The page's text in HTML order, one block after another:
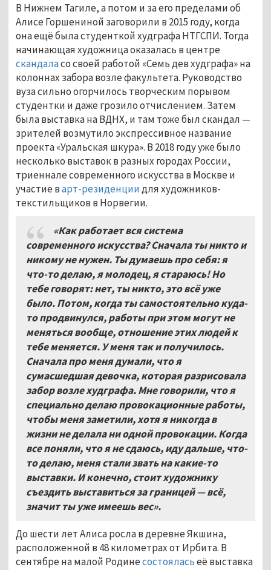
В Нижнем Тагиле, а потом и за его пределами об
Алисе Горшениной заговорили в 2015 году, когда
она ещё была студенткой худграфа НТГСПИ. Тогда
начинающая художница оказалась в центре
скандаласо своей работой «Семь дев худграфа» на
колоннах забора возле факультета. Руководство
вуза сильно огорчилось творческим порывом
студентки и даже грозило отчислением. Затем
была выставка на ВДНХ, и там тоже был скандал —
зрителей возмутило экспрессивное название
проекта «Уральская шкура». В 2018 году уже было
несколько выставок в разных городах России,
триеннале современного искусства в Москве и
участие варт-резиденциидля художников-
текстильщиков в Норвегии.
«Как работает вся система
современного искусства? Сначала ты никто и
никому не нужен. Ты думаешь про себя: я
что-то делаю, я молодец, я стараюсь! Но
тебе говорят: нет, ты никто, это всё уже
было. Потом, когда ты самостоятельно куда-
то продвинулся, работы при этом могут не
меняться вообще, отношение этих людей к
тебе меняется. У меня так и получилось.
Сначала про меня думали, что я
сумасшедшая девочка, которая разрисовала
забор возле худграфа. Мне говорили, что я
специально делаю провокационные работы,
чтобы меня заметили, хотя я никогда в
жизни не делала ни одной провокации. Когда
все поняли, что я не сдаюсь, иду дальше, что-
то делаю, меня стали звать на какие-то
выставки. И конечно, стоит художнику
съездить выставиться за границей — всё,
значит ты уже имеешь вес».
До шести лет Алиса росла в деревне Якшина,
расположенной в 48 километрах от Ирбита. В
сентябре на малой Родинесостояласьеё выставка